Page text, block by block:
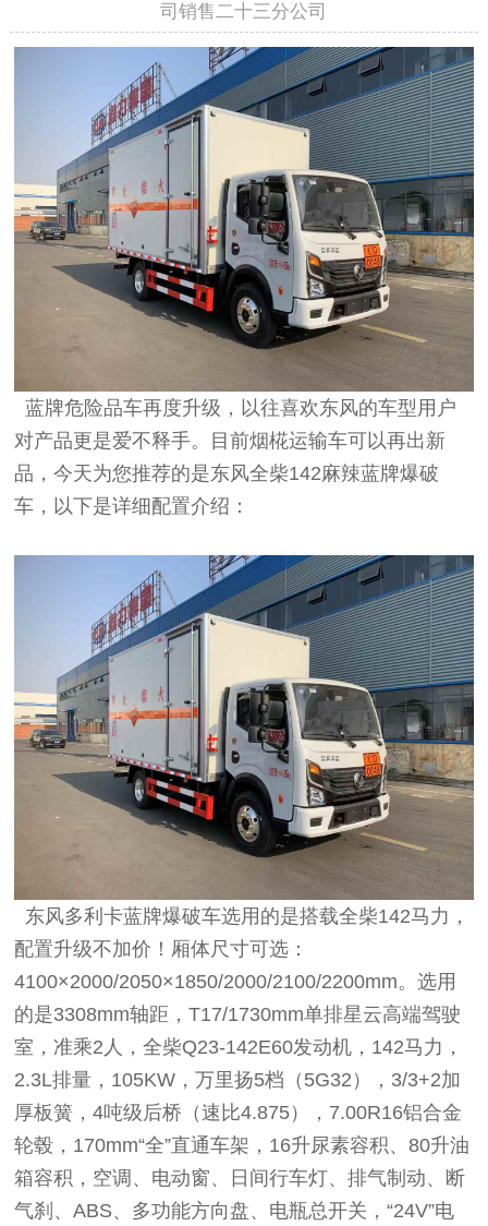
司销售二十三分公司
蓝牌危险品车再度升级，以往喜欢东风的车型用户
对产品更是爱不释手。目前烟椛运输车可以再出新
品，今天为您推荐的是东风全柴142麻辣蓝牌爆破
车，以下是详细配置介绍：
东风多利卡蓝牌爆破车选用的是搭载全柴142马力，
配置升级不加价！厢体尺寸可选：
4100×2000/2050×1850/2000/2100/2200mm。选用
的是3308mm轴距，T17/1730mm单排星云高端驾驶
室，准乘2人，全柴Q23-142E60发动机，142马力，
2.3L排量，105KW，万里扬5档（5G32），3/3+2加
厚板簧，4吨级后桥（速比4.875），7.00R16铝合金
轮毂，170mm“全”直通车架，16升尿素容积、80升油
箱容积，空调、电动窗、日间行车灯、排气制动、断
气刹、ABS、多功能方向盘、电瓶总开关，“24V”电